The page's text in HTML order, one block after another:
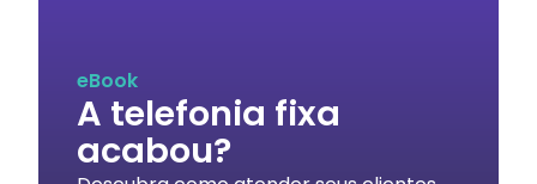
eBook
A telefonia fixa
acabou?